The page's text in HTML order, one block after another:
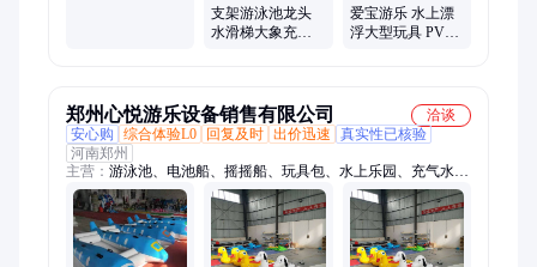
支架游泳池龙头
水滑梯大象充气
爱宝游乐 水上漂
浮大型玩具 PVC
郑州心悦游乐设备销售有限公司
洽谈
安心购
综合体验L0 回复及时 出价迅速
真实性已核验
河南郑州
主营： 游泳池、电池船、摇摇船、玩具包、水上乐园、充气水
池、气包床、摇摆桥、电瓶车、碰碰船、跳跳床、遥控船、蹦蹦
床、海洋球、充气滑梯、儿童游乐设备、充气电瓶车、广场儿童
电瓶车、网红桥、趣味运动会道具、充气蹦蹦云、沙滩池、无动
力游乐设备